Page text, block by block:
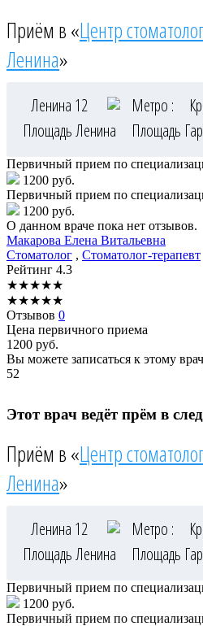
Приём в «Центр
Ленина»
Ленина 12 Метро :
Площадь Ленина
Площадь
Первичный прием по
1200 руб.
Первичный прием по
1200 руб.
О данном враче пока нет отзывов.
Макарова Елена Витальевна
Стоматолог , Стоматолог-терапевт
Рейтинг 4.3
★★★★★
★★★★★
Отзывов 0
Цена первичного приема
1200 руб.
Вы можете записаться к этому
52
Этот врач ведёт прём в
Приём в «Центр
Ленина»
Ленина 12 Метро :
Площадь Ленина
Площадь
Первичный прием по
1200 руб.
Первичный прием по